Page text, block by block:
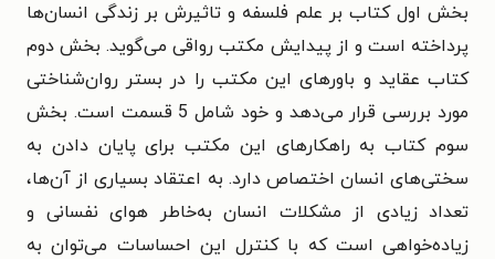
بخش اول کتاب بر علم فلسفه و تاثیرش بر زندگی انسان‌ها
پرداخته است و از پیدایش مکتب رواقی می‌گوید. بخش دوم
کتاب عقاید و باورهای این مکتب را در بستر روان‌شناختی
مورد بررسی قرار می‌دهد و خود شامل 5 قسمت است. بخش
سوم کتاب به راهکارهای این مکتب برای پایان دادن به
سختی‌های انسان اختصاص دارد. به اعتقاد بسیاری از آن‌ها،
تعداد زیادی از مشکلات انسان به‌خاطر هوای نفسانی و
زیاده‌خواهی است که با کنترل این احساسات می‌توان به